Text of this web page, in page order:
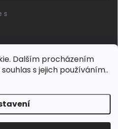
Dalším procházením
s jejich používáním..
s